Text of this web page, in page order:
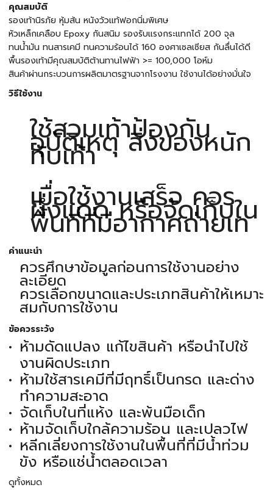
คุณสมบัติ
รองเท้านิรภัย หุ้มส้น หนังวัวแท้ฟอกนิ่มพิเศษ
หัวเหล็กเคลือบ Epoxy กันสนิม รองรับแรงกระแทกได้ 200 จุล
ทนน้ำมัน ทนสารเคมี ทนความร้อนได้ 160 องศาเซลเซียส กันลื่นได้ดี
พื้นรองเท้ามีคุณสมบัติต้านทานไฟฟ้า >= 100,000 โอห์ม
สินค้าผ่านกระบวนการผลิตมาตรฐานจากโรงงาน ใช้งานได้อย่างมั่นใจ
วิธีใช้งาน
ใช้สวมเท้าป้องกัน
อุบัติเหตุ สิ่งของหนัก
ทับเท้า
เมื่อใช้งานเสร็จ ควร
ผึ่งแดด หรือจัดเก็บใน
พื้นที่ที่มีอากาศถ่ายเท
คำแนะนำ
ควรศึกษาข้อมูลก่อนการใช้งานอย่าง
ละเอียด
ควรเลือกขนาดและประเภทสินค้าให้เหมาะ
สมกับการใช้งาน
ข้อควรระวัง
ห้ามดัดแปลง แก้ไขสินค้า หรือนำไปใช้
งานผิดประเภท
ห้ามใช้สารเคมีที่มีฤทธิ์เป็นกรด และด่าง
ทำความสะอาด
จัดเก็บในที่แห้ง และพ้นมือเด็ก
ห้ามจัดเก็บใกล้ความร้อน และเปลวไฟ
หลีกเลี่ยงการใช้งานในพื้นที่ที่มีน้ำท่วม
ขัง หรือแช่น้ำตลอดเวลา
ดูทั้งหมด